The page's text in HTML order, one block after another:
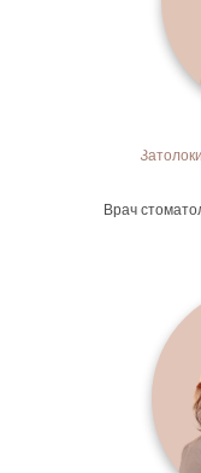
Врач